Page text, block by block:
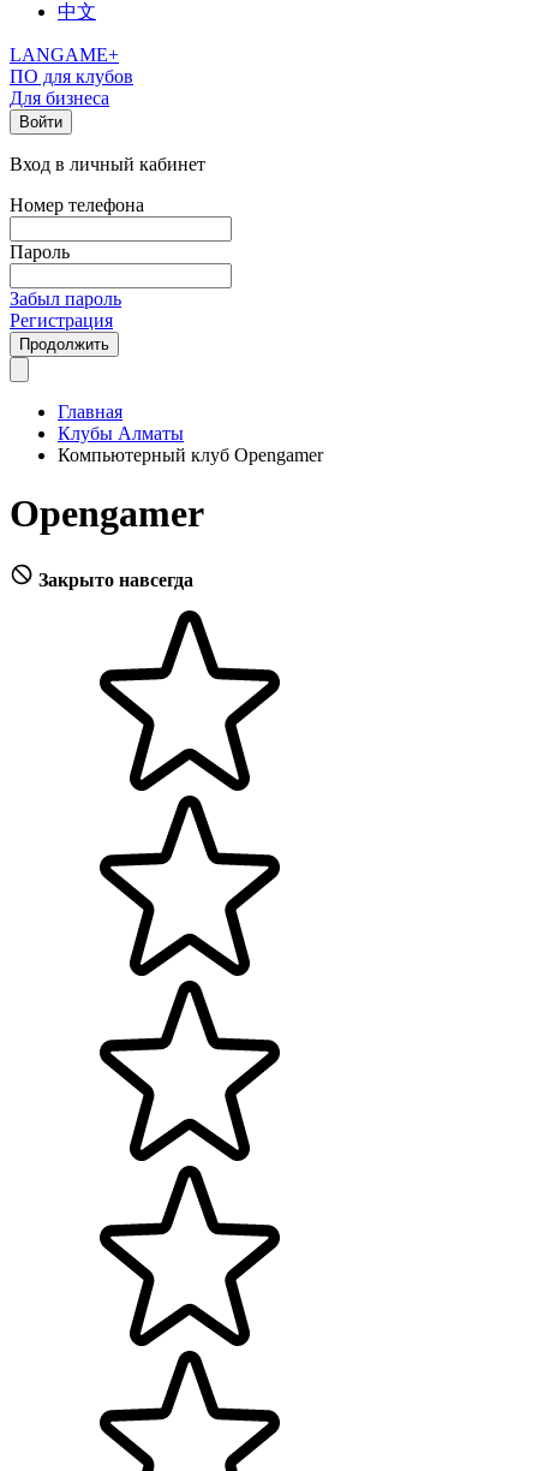
中文
LANGAME+
ПО для клубов
Для бизнеса
Войти
Вход в личный кабинет
Номер телефона
Пароль
Забыл пароль
Регистрация
Продолжить
Главная
Клубы Алматы
Компьютерный клуб Opengamer
Opengamer
Закрыто навсегда